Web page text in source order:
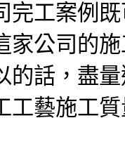
完工案例
家公司的
的話，盡
工藝施工